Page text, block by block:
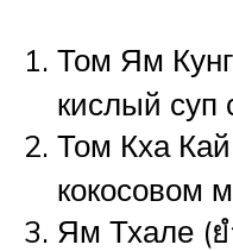
Том Ям
кислый суп
Том Кха
кокосовом
Ям Тхале (